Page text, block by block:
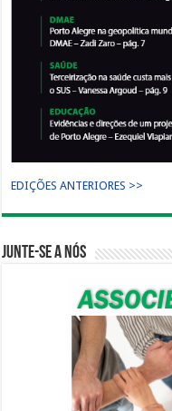
EDIÇÕES ANTERIORES >>
Junte-se a nós